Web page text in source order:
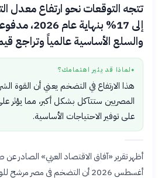
تتجه التوقعات نحو ارتفاع
إلى 17%
والسلع الأساسية عالمياً وتراجع
● لماذا قد يثير اهتمامك؟
هذا الارتفاع في التضخم يعني أن القوة
المصريين ستتآكل بشكل أكبر، مما يؤثر
على توفير الاحتياجات الأساسية.
أظهر تقرير «آفاق الاقتصاد العربي» الصادر عن